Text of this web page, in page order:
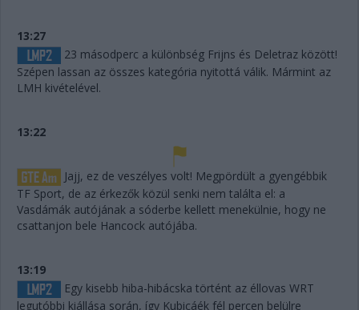
13:27
23 másodperc a különbség Frijns és Deletraz között!
Szépen lassan az összes kategória nyitottá válik. Mármint az
LMH kivételével.
13:22
Jajj, ez de veszélyes volt! Megpördült a gyengébbik
TF Sport, de az érkezők közül senki nem találta el: a
Vasdámák autójának a sóderbe kellett menekülnie, hogy ne
csattanjon bele Hancock autójába.
13:19
Egy kisebb hiba-hibácska történt az éllovas WRT
legutóbbi kiállása során, így Kubicáék fél percen belülre